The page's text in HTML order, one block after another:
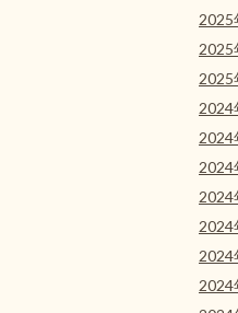
2025
2025
2025
2024
2024
2024
2024
2024
2024
2024